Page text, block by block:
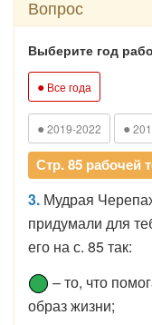
Вопрос
Выберите год
● Все года
● 2019-2022 ●
Стр. 85 рабочей
3. Мудрая
придумали для
его на с. 85 так:
– то, что
образ жизни;